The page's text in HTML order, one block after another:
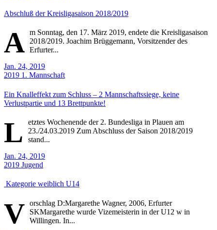
Abschluß der Kreisligasaison 2018/2019
A m Sonntag, den 17. März 2019, endete die Kreisligasaison
2018/2019. Joachim Brüggemann, Vorsitzender des
Erfurter...
Jan. 24, 2019
2019 1. Mannschaft
Ein Knalleffekt zum Schluss – 2 Mannschaftssiege, keine
Verlustpartie und 13 Brettpunkte!
L
etztes Wochenende der 2. Bundesliga in Plauen am
23./24.03.2019 Zum Abschluss der Saison 2018/2019
stand...
Jan. 24, 2019
2019 Jugend
Kategorie weiblich U14
V orschlag D:Margarethe Wagner, 2006, Erfurter
SKMargarethe wurde Vizemeisterin in der U12 w in
Willingen. In...